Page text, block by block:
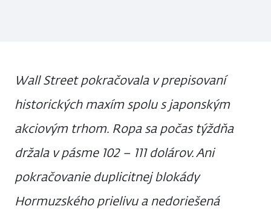
Wall Street pokračovala v prepisovaní
historických maxím spolu s japonským
akciovým trhom. Ropa sa počas týždňa
držala v pásme 102 – 111 dolárov. Ani
pokračovanie duplicitnej blokády
Hormuzského prielivu a nedoriešená